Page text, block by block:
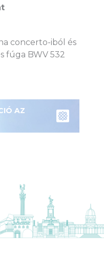
concerto-iból és
fúga BWV 532
AZ